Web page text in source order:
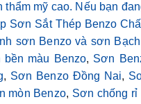
thẩm mỹ cao. Nếu bạn
Sơn Sắt Thép Benzo
sơn Benzo và sơn
bền màu Benzo, Sơn
, Sơn Benzo Đồng Nai,
mòn Benzo, Sơn chống rỉ